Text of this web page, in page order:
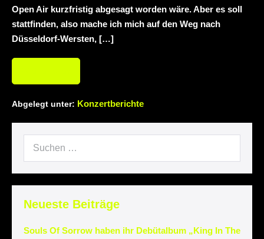
Open Air kurzfristig abgesagt worden wäre. Aber es soll
stattfinden, also mache ich mich auf den Weg nach
Düsseldorf-Wersten, […]
Abgelegt unter: Konzertberichte
Neueste Beiträge
Souls Of Sorrow haben ihr Debütalbum „King In The